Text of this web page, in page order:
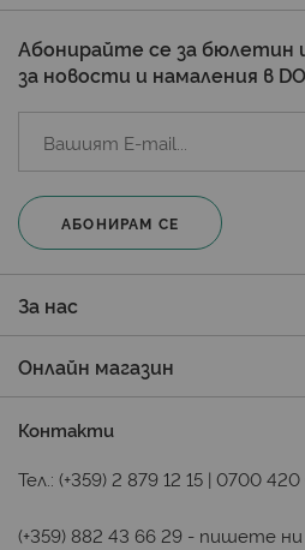
Абонирайте се за бюлетин
за новости и намаления в
АБОНИРАМ СЕ
За нас
Онлайн магазин
Контакти
Тел.: (+359) 2 879 12 15 | 0700 420
(+359) 882 43 66 29 - пишете ни